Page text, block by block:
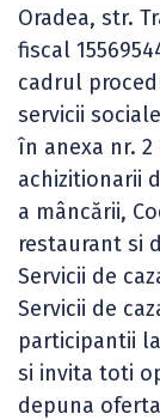
Oradea, str.
fiscal
cadrul
servicii
în anexa nr. 2
achizitionarii
a mâncării,
restaurant si
Servicii de
Servicii de
participantii
si invita toti
depuna